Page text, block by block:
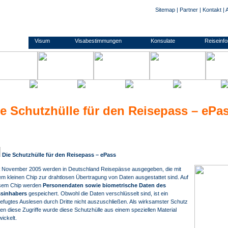
Sitemap| Partner| Kontakt|
Visum Visabestimmungen Konsulate
Schutzhülle für den Reisepass –
Die Schutzhülle für den Reisepass – ePass
November 2005 werden in Deutschland Reisepässe ausgegeben, die mit
kleinen Chip zur drahtlosen Übertragung von Daten ausgestattet sind. Auf
Chip werden Personendaten sowie biometrische Daten des
gespeichert. Obwohl die Daten verschlüsselt sind, ist ein
Auslesen durch Dritte nicht auszuschließen. Als wirksamster Schutz
diese Zugriffe wurde diese Schutzhülle aus einem speziellen Material